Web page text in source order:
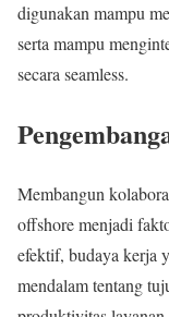
digunakan mampu
serta mampu
secara seamless.
Membangun
offshore menjadi
efektif, budaya kerja
mendalam tentang